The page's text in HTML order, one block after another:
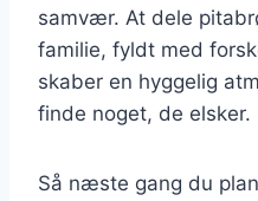
samvær. At dele
familie, fyldt med
skaber en hyggelig
finde noget, de elsker.
Så næste gang du